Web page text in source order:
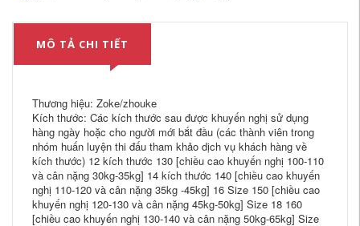
MÔ TẢ CHI TIẾT
Thương hiệu: Zoke/zhouke
Kích thước: Các kích thước sau được khuyến nghị sử dụng
hàng ngày hoặc cho người mới bắt đầu (các thành viên trong
nhóm huấn luyện thi đấu tham khảo dịch vụ khách hàng về
kích thước) 12 kích thước 130 [chiều cao khuyến nghị 100-110
và cân nặng 30kg-35kg] 14 kích thước 140 [chiều cao khuyến
nghị 110-120 và cân nặng 35kg -45kg] 16 Size 150 [chiều cao
khuyến nghị 120-130 và cân nặng 45kg-50kg] Size 18 160
[chiều cao khuyến nghị 130-140 và cân nặng 50kg-65kg] Size